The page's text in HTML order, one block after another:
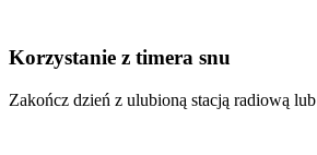
Korzystanie z timera snu
Zakończ dzień z ulubioną stacją radiową